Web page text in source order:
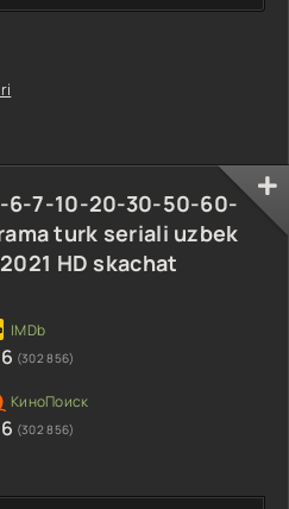
6-7-10-20-30-50-60-
turk seriali uzbek
HD skachat
(302 856)
(302 856)